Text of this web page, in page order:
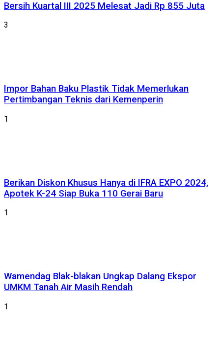
Bersih Kuartal III 2025 Melesat Jadi Rp 855 Juta
3
Impor Bahan Baku Plastik Tidak Memerlukan
Pertimbangan Teknis dari Kemenperin
1
Berikan Diskon Khusus Hanya di IFRA EXPO 2024,
Apotek K-24 Siap Buka 110 Gerai Baru
1
Wamendag Blak-blakan Ungkap Dalang Ekspor
UMKM Tanah Air Masih Rendah
1